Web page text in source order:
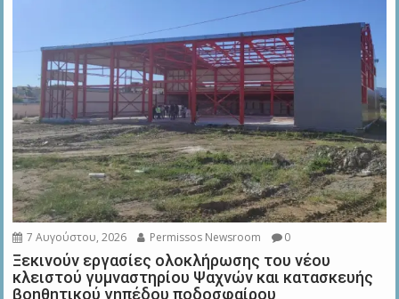
7 Αυγούστου, 2026 Permissos Newsroom 0
Ξεκινούν εργασίες ολοκλήρωσης του νέου
κλειστού γυμναστηρίου Ψαχνών και κατασκευής
βοηθητικού γηπέδου ποδοσφαίρου